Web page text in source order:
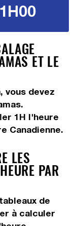
ET LE
vous devez
1H l'heure
Canadienne.
LES
PAR
de
à calculer